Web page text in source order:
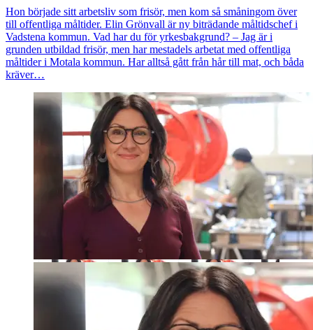
Hon började sitt arbetsliv som frisör, men kom så småningom över
till offentliga måltider. Elin Grönvall är ny biträdande måltidschef i
Vadstena kommun. Vad har du för yrkesbakgrund? – Jag är i
grunden utbildad frisör, men har mestadels arbetat med offentliga
måltider i Motala kommun. Har alltså gått från hår till mat, och båda
kräver…